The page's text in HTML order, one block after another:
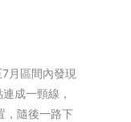
月區間內發現
成一頸線，
，隨後一路下